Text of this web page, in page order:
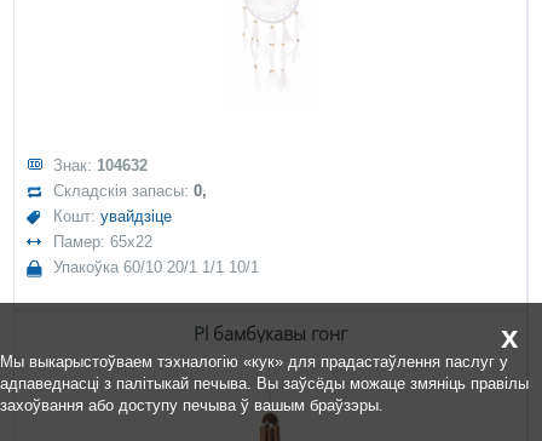
Знак: 104632
Складскія запасы:0,
Кошт:увайдзіце
Памер: 65x22
Упакоўка 60/10 20/1 1/1 10/1
Pl бамбукавы гонг x
Мы выкарыстоўваем тэхналогію «кук» для прадастаўлення паслуг у
адпаведнасці з палітыкай печыва. Вы заўсёды можаце змяніць правілы
захоўвання або доступу печыва ў вашым браўзэры.